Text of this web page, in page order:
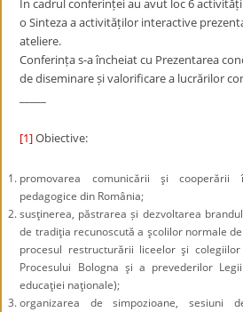
În cadrul conferinței au avut loc 6
o Sinteza a activităților interactive
ateliere.
Conferința s-a încheiat cu Prezentarea
de diseminare și valorificare a lucrărilor
[1]Obiective:
promovarea comunicării şi
pedagogice din România;
susţinerea, păstrarea și dezvoltarea
de tradiţia recunoscută a şcolilor normale
procesul restructurării liceelor şi
Procesului Bologna şi a prevederilor
educaţiei naţionale);
organizarea de simpozioane, sesiuni